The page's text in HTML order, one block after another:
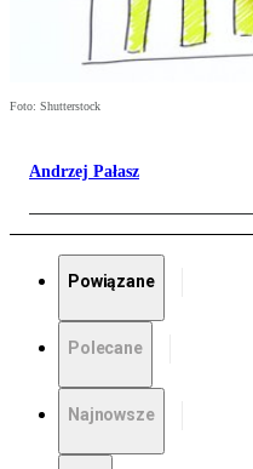
Foto: Shutterstock
Andrzej Pałasz
Powiązane
Polecane
Najnowsze